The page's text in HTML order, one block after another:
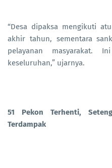
“Desa dipaksa mengikuti
akhir tahun, sementara
pelayanan masyarakat.
keseluruhan,” ujarnya.
51 Pekon Terhenti,
Terdampak